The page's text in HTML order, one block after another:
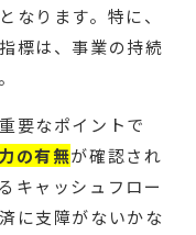
なります。特に、
標は、事業の持続
要なポイントで
の有無が確認され
キャッシュフロー
に支障がないかな